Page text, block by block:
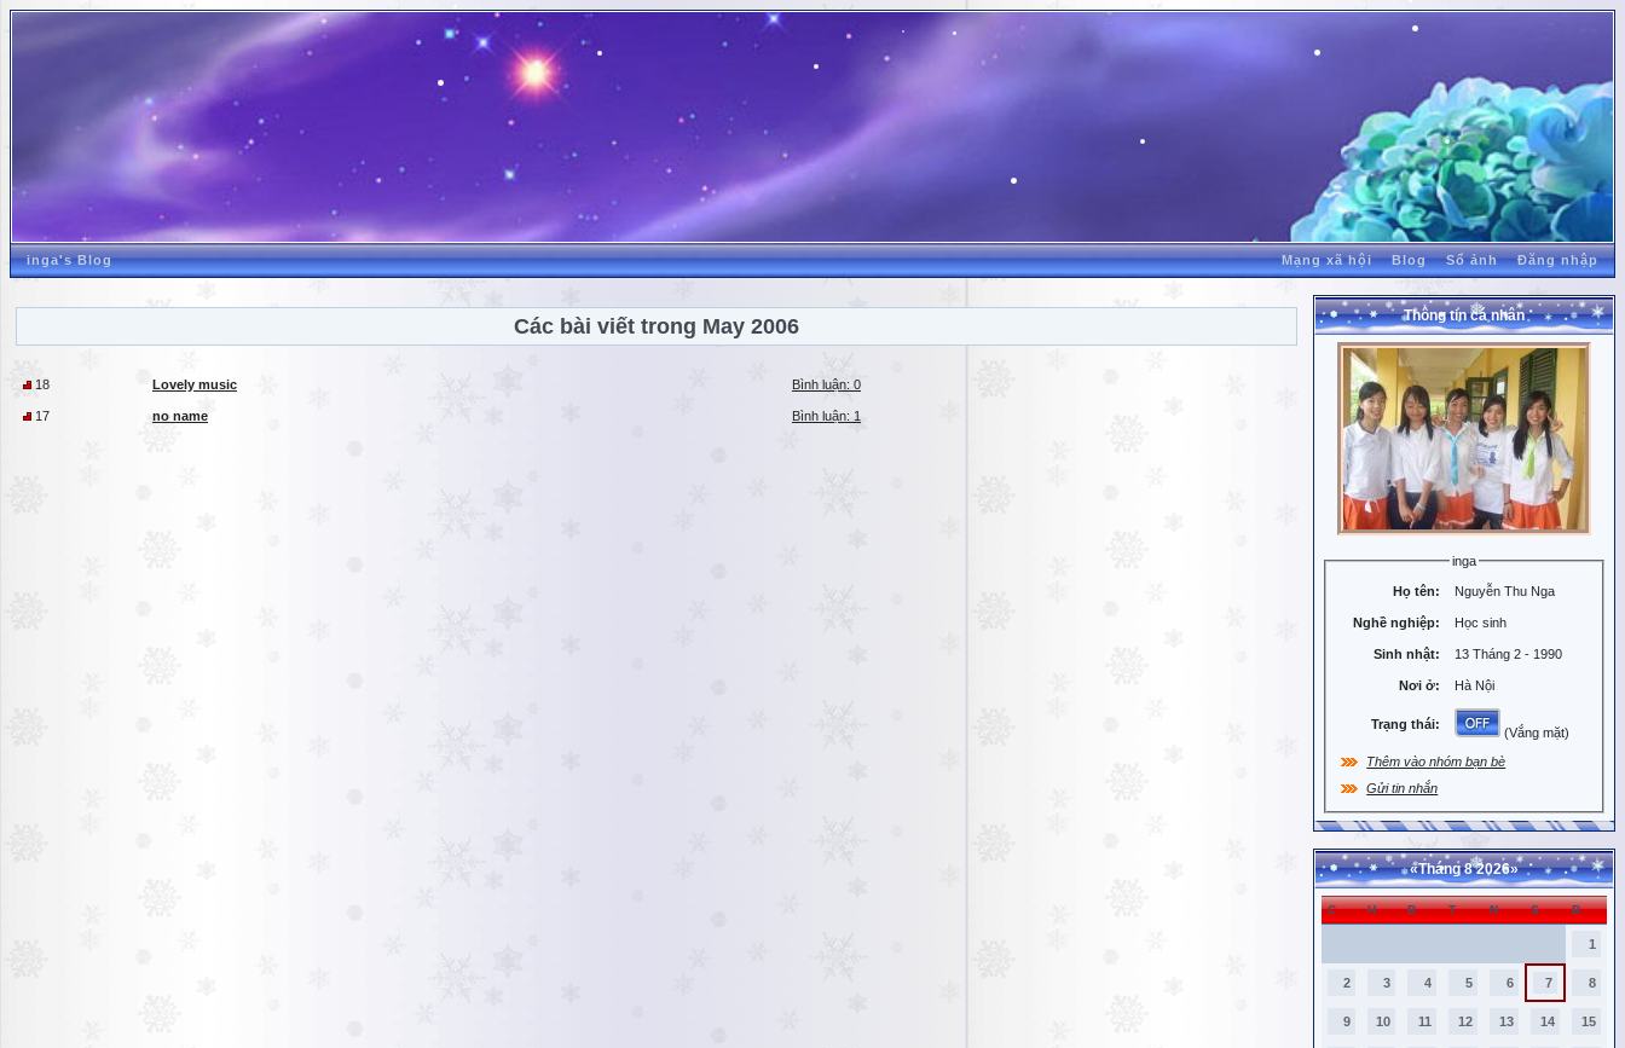
inga's Blog Mạng xã hội Blog Sổ ảnh Đăng nhập
Các bài viết trong May 2006
18 Lovely music Bình luận: 0
17 no name Bình luận: 1
Thông tin cá nhân
inga
Họ tên: Nguyễn Thu Nga
Nghề nghiệp: Học sinh
Sinh nhật: 13 Tháng 2 - 1990
Nơi ở: Hà Nội
Trạng thái:
(Vắng mặt)
Thêm vào nhóm bạn bè
Gửi tin nhắn
«Tháng 8 2026»
C H B T N S B
1
2 3 4 5 6 7 8
9 10 11 12 13 14 15